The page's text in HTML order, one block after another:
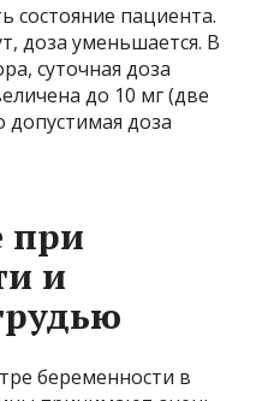
состояние пациента.
доза уменьшается. В
суточная доза
до 10 мг (две
доза
при
и
беременности в